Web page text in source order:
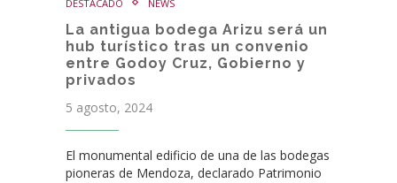
DESTACADO NEWS
La antigua bodega Arizu será un
hub turístico tras un convenio
entre Godoy Cruz, Gobierno y
privados
5 agosto, 2024
El monumental edificio de una de las bodegas
pioneras de Mendoza, declarado Patrimonio